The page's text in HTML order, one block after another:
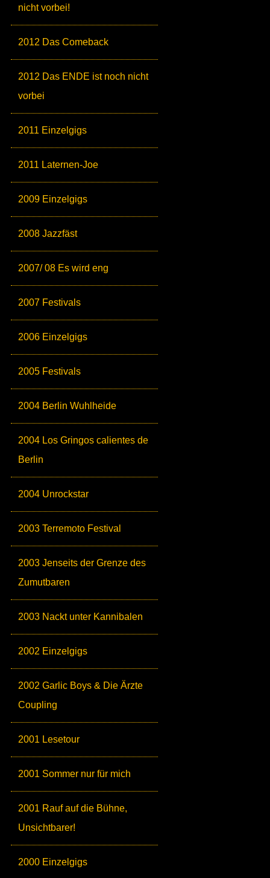
nicht vorbei!
2012 Das Comeback
2012 Das ENDE ist noch nicht
vorbei
2011 Einzelgigs
2011 Laternen-Joe
2009 Einzelgigs
2008 Jazzfäst
2007/ 08 Es wird eng
2007 Festivals
2006 Einzelgigs
2005 Festivals
2004 Berlin Wuhlheide
2004 Los Gringos calientes de
Berlin
2004 Unrockstar
2003 Terremoto Festival
2003 Jenseits der Grenze des
Zumutbaren
2003 Nackt unter Kannibalen
2002 Einzelgigs
2002 Garlic Boys & Die Ärzte
Coupling
2001 Lesetour
2001 Sommer nur für mich
2001 Rauf auf die Bühne,
Unsichtbarer!
2000 Einzelgigs